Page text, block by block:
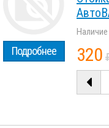
Подробнее 320